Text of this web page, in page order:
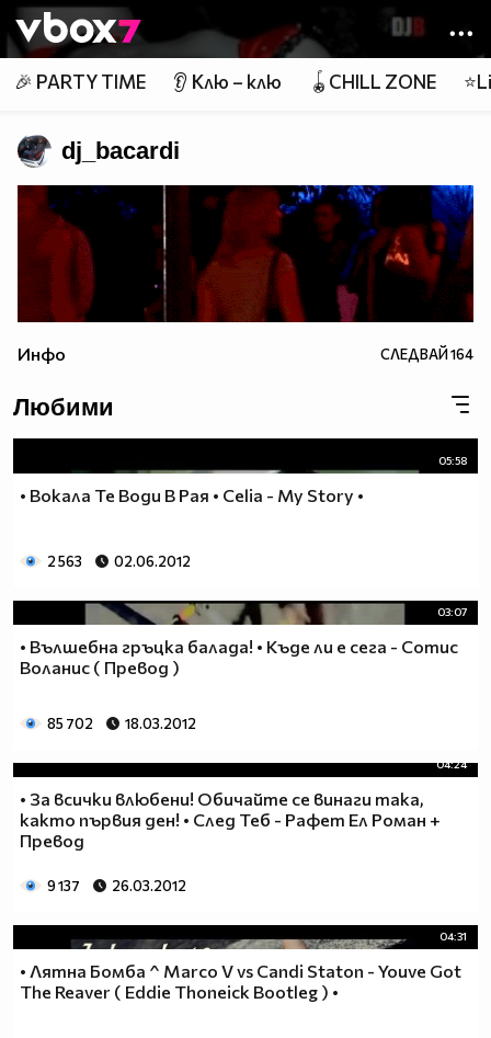
Member of
👾
🎉 PARTY TIME 👂 Клю – клю 🪀CHILL ZONE
dj_bacardi
Инфо СЛЕДВАЙ164
Любими
05:58
• Вокала Те Води В Рая • Celia - My Story •
2 563 02.06.2012
03:07
• Вълшебна гръцка балада! • Къде ли е сега - Сотис
Воланис ( Превод )
85 702 18.03.2012
04:24
• За всички влюбени! Обичайте се винаги така,
както първия ден! • След Теб - Рафет Ел Роман +
Превод
9 137 26.03.2012
04:31
• Лятна Бомба ^ Marco V vs Candi Staton - Youve Got
The Reaver ( Eddie Thoneick Bootleg ) •